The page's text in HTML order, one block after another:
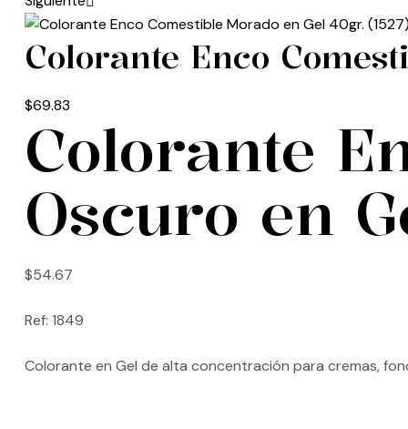
Colorante Enco
$69.83
Colorante
Oscuro en
$54.67
Ref: 1849
Colorante en Gel de alta concentración para cremas,